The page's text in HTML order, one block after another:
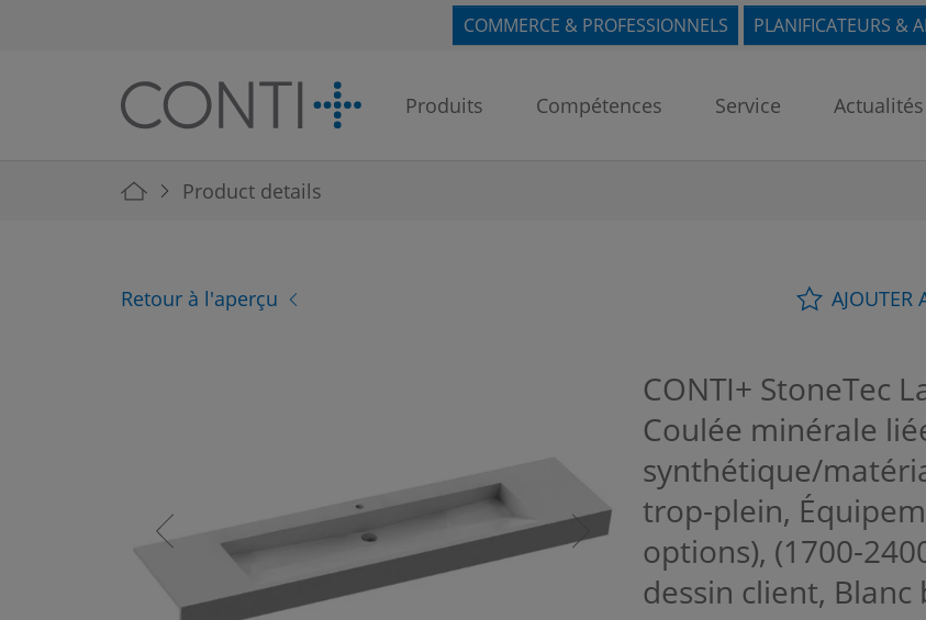
COMMERCE & PROFESSIONNELS PLANIFICATEURS &
Produits Compétences Service Actualités
You are here:
Product details
Retour à l'aperçu AJOUTER
CONTI+ StoneTec
Coulée minérale
synthétique/
trop-plein,
options), (1700-
dessin client,